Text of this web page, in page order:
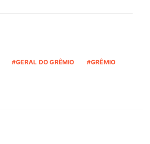
GERAL DO GRÊMIO
GRÊMIO